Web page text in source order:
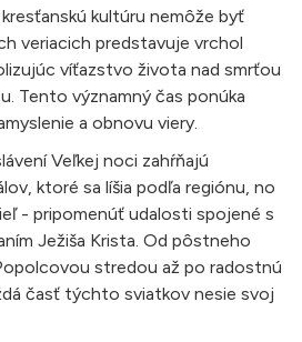
kultúru nemôže byť
veriacich predstavuje vrchol
víťazstvo života nad smrťou
Tento významný čas ponúka
a obnovu viery.
Veľkej noci zahŕňajú
ktoré sa líšia podľa regiónu, no
- pripomenúť udalosti spojené s
Ježiša Krista. Od pôstneho
stredou až po radostnú
časť týchto sviatkov nesie svoj